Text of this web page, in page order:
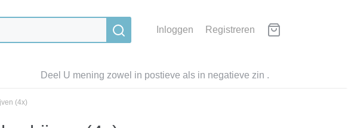
Inloggen Registreren
Deel U mening zowel in postieve als in negatieve zin .
(4x)